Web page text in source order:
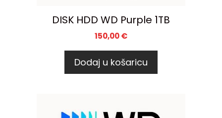
DISK HDD WD Purple 1TB
150,00€
Dodaj u košaricu